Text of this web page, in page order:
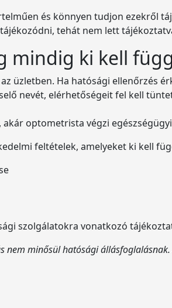
és könnyen tudjon ezekről
tehát nem lett
mindig ki kell
üzletben. Ha hatósági ellenőrzés
nevét, elérhetőségeit fel kell
optometrista végzi
feltételek, amelyeket ki kell
szolgálatokra vonatkozó
nem minősül hatósági